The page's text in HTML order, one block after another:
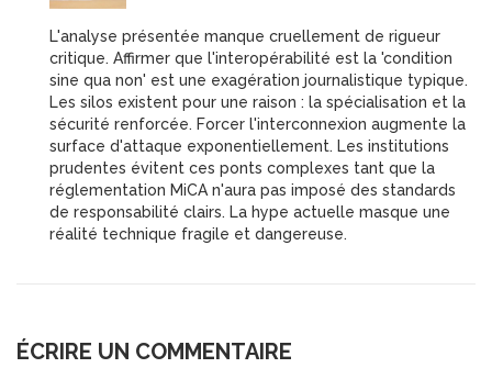
L'analyse présentée manque cruellement de rigueur
critique. Affirmer que l'interopérabilité est la 'condition
sine qua non' est une exagération journalistique typique.
Les silos existent pour une raison : la spécialisation et la
sécurité renforcée. Forcer l'interconnexion augmente la
surface d'attaque exponentiellement. Les institutions
prudentes évitent ces ponts complexes tant que la
réglementation MiCA n'aura pas imposé des standards
de responsabilité clairs. La hype actuelle masque une
réalité technique fragile et dangereuse.
ÉCRIRE UN COMMENTAIRE